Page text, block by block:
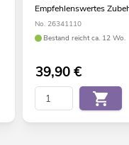
Empfehlenswertes
No. 26341110
Bestand reicht ca. 12 Wo.
39,90€